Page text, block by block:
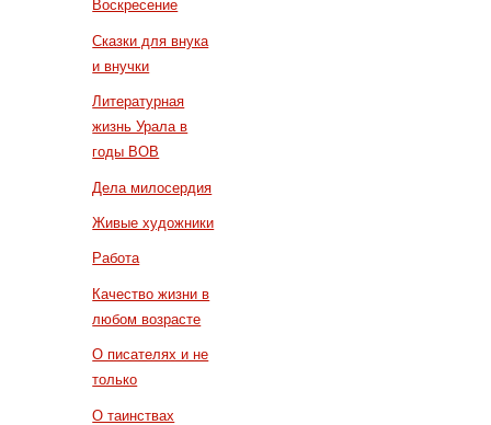
Воскресение
Сказки для внука
и внучки
Литературная
жизнь Урала в
годы ВОВ
Дела милосердия
Живые художники
Работа
Качество жизни в
любом возрасте
О писателях и не
только
О таинствах